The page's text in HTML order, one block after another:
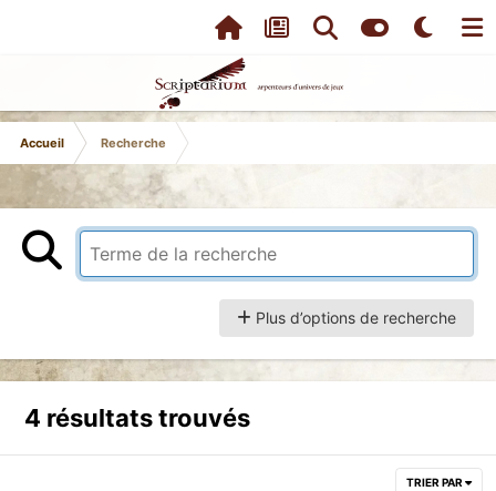
Accueil Recherche
Plus d’options de recherche
4 résultats trouvés
TRIER PAR